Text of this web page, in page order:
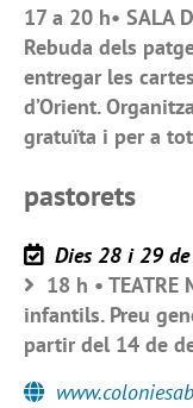
17 a 20 h• SALA
Rebuda dels
entregar les
d’Orient.
gratuïta i per a
pastorets
Dies 28 i 29 de
18 h • TEATRE
infantils. Preu
partir del 14 de